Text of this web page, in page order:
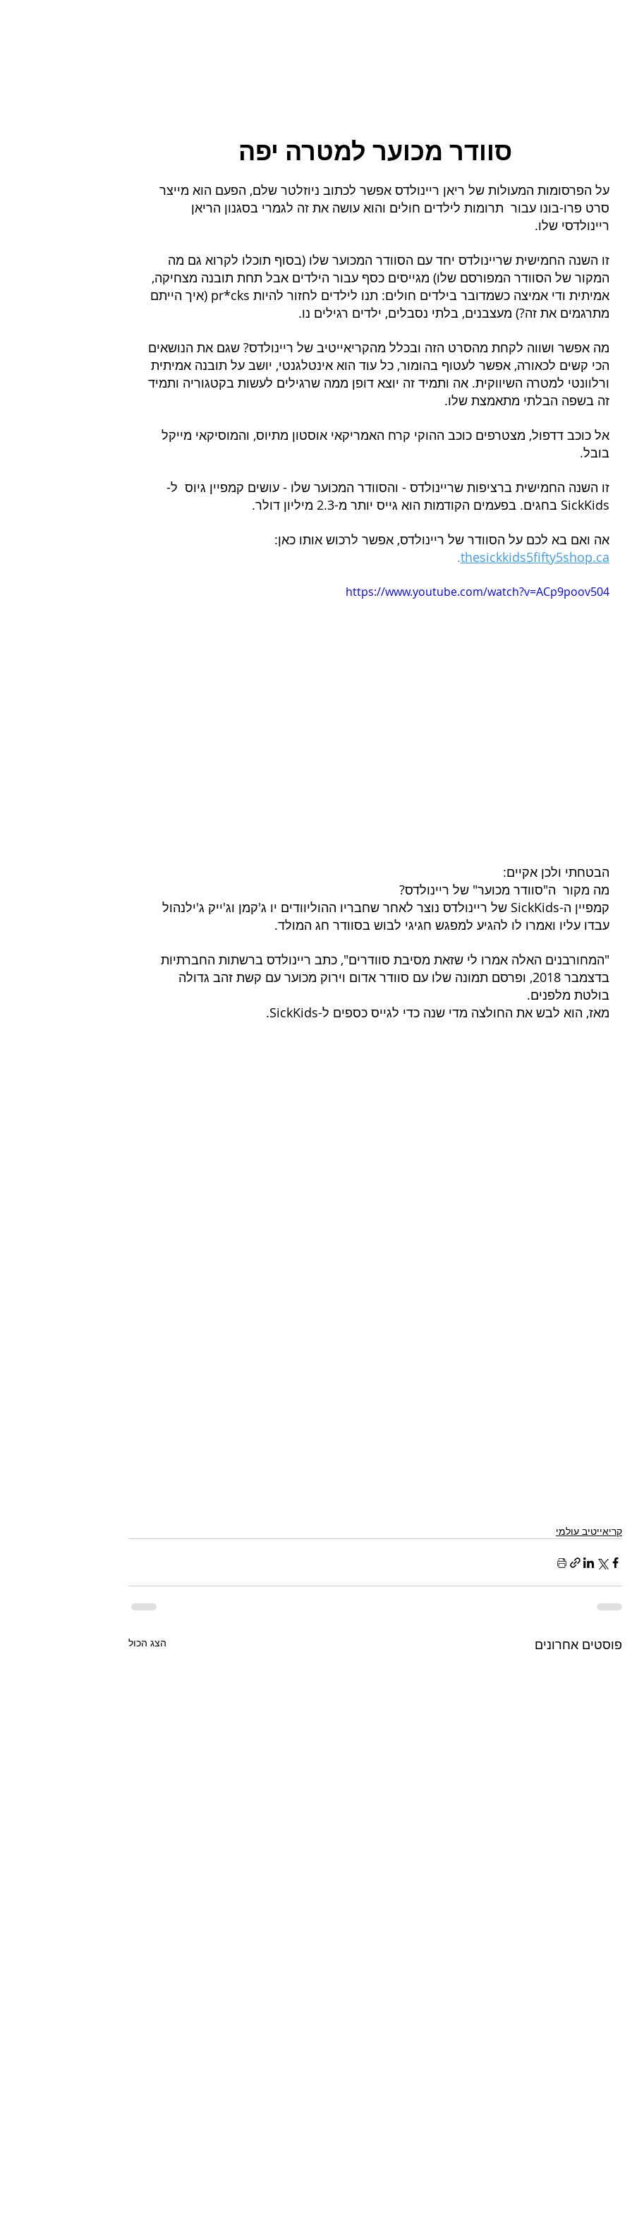
סוודר מכוער למטרה יפה
על הפרסומות המעולות של ריאן ריינולדס אפשר לכתוב ניוזלטר שלם, הפעם הוא מייצר
סרט פרו-בונו עבור  תרומות לילדים חולים והוא עושה את זה לגמרי בסגנון הריאן
ריינולדסי שלו.
זו השנה החמישית שריינולדס יחד עם הסוודר המכוער שלו (בסוף תוכלו לקרוא גם מה
המקור של הסוודר המפורסם שלו) מגייסים כסף עבור הילדים אבל תחת תובנה מצחיקה,
אמיתית ודי אמיצה כשמדובר בילדים חולים: תנו לילדים לחזור להיות pr*cks (איך הייתם
מתרגמים את זה?) מעצבנים, בלתי נסבלים, ילדים רגילים נו.
מה אפשר ושווה לקחת מהסרט הזה ובכלל מהקריאייטיב של ריינולדס? שגם את הנושאים
הכי קשים לכאורה, אפשר לעטוף בהומור, כל עוד הוא אינטלגנטי, יושב על תובנה אמיתית
ורלוונטי למטרה השיווקית. אה ותמיד זה יוצא דופן ממה שרגילים לעשות בקטגוריה ותמיד
זה בשפה הבלתי מתאמצת שלו.
אל כוכב דדפול, מצטרפים כוכב ההוקי קרח האמריקאי אוסטון מתיוס, והמוסיקאי מייקל
בובל.
זו השנה החמישית ברציפות שריינולדס - והסוודר המכוער שלו - עושים קמפיין גיוס  ל-
SickKids בחגים. בפעמים הקודמות הוא גייס יותר מ-2.3 מיליון דולר.
אה ואם בא לכם על הסוודר של ריינולדס, אפשר לרכוש אותו כאן:
thesickkids5fifty5shop.ca
.
https://www.youtube.com/watch?v=ACp9poov504
הבטחתי ולכן אקיים:
מה מקור  ה"סוודר מכוער" של ריינולדס?
קמפיין ה-SickKids של ריינולדס נוצר לאחר שחבריו ההוליוודים יו ג'קמן וג'ייק ג'ילנהול
עבדו עליו ואמרו לו להגיע למפגש חגיגי לבוש בסוודר חג המולד.
"המחורבנים האלה אמרו לי שזאת מסיבת סוודרים", כתב ריינולדס ברשתות החברתיות
בדצמבר 2018, ופרסם תמונה שלו עם סוודר אדום וירוק מכוער עם קשת זהב גדולה
בולטת מלפנים.
מאז, הוא לבש את החולצה מדי שנה כדי לגייס כספים ל-SickKids.
קריאייטיב עולמי
פוסטים אחרונים הצג הכול